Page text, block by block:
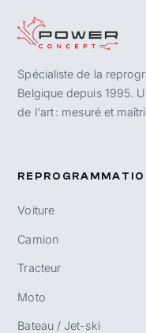
Spécialiste de la
Belgique depuis 1995.
de l'art : mesuré et
Voiture
Camion
Tracteur
Moto
Bateau / Jet-ski